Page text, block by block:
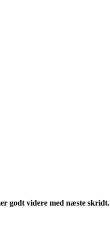
godt videre med næste skridt.